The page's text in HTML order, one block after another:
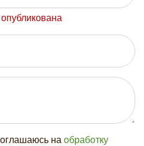
на обработку